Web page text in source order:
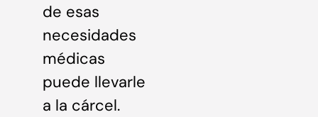
de esas
necesidades
médicas
puede llevarle
a la cárcel.